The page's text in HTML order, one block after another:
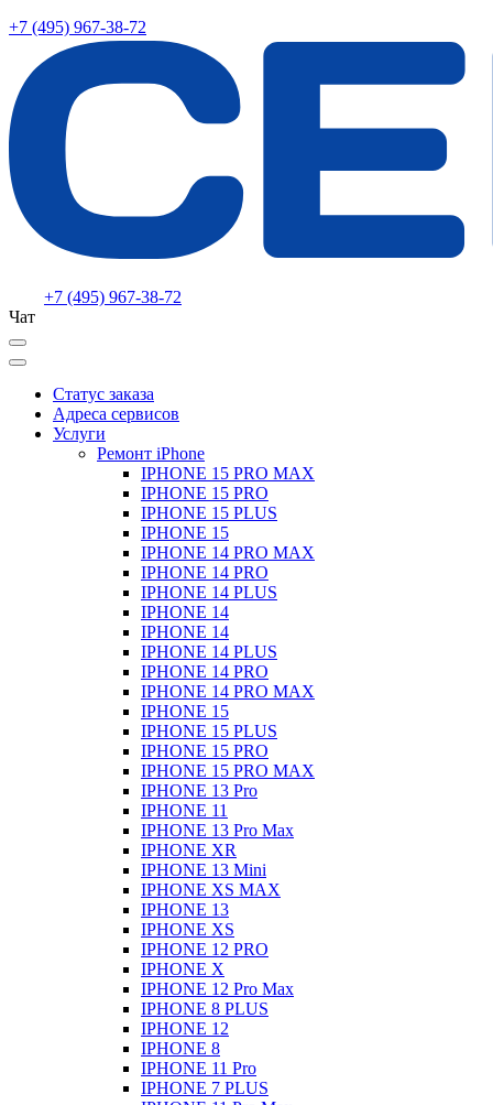
+7 (495) 967-38-72
+7 (495) 967-38-72
Чат
Статус заказа
Адреса сервисов
Услуги
Ремонт iPhone
IPHONE 15 PRO MAX
IPHONE 15 PRO
IPHONE 15 PLUS
IPHONE 15
IPHONE 14 PRO MAX
IPHONE 14 PRO
IPHONE 14 PLUS
IPHONE 14
IPHONE 14
IPHONE 14 PLUS
IPHONE 14 PRO
IPHONE 14 PRO MAX
IPHONE 15
IPHONE 15 PLUS
IPHONE 15 PRO
IPHONE 15 PRO MAX
IPHONE 13 Pro
IPHONE 11
IPHONE 13 Pro Max
IPHONE XR
IPHONE 13 Mini
IPHONE XS MAX
IPHONE 13
IPHONE XS
IPHONE 12 PRO
IPHONE X
IPHONE 12 Pro Max
IPHONE 8 PLUS
IPHONE 12
IPHONE 8
IPHONE 11 Pro
IPHONE 7 PLUS